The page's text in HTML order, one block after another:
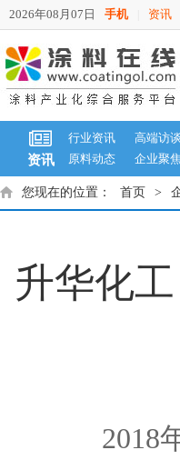
2026年08月07日 手机 资讯
资讯
行业资讯
高端访谈
原料动态
企业聚焦
您现在的位置： 首页 >
升华化
2018